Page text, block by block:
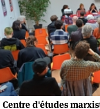
Centre d'études